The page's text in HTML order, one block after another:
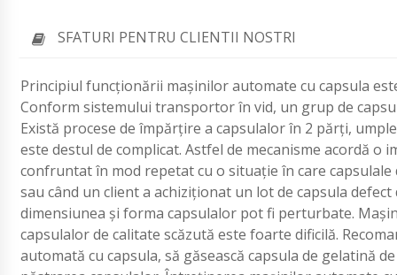
SFATURI PENTRU CLIENTII NOSTRI
Principiul funcționării mașinilor automate cu capsula
Conform sistemului transportor în vid, un grup de
Există procese de împărțire a capsulalor în 2 părți,
este destul de complicat. Astfel de mecanisme acordă
confruntat în mod repetat cu o situație în care
sau când un client a achiziționat un lot de capsula
dimensiunea și forma capsulalor pot fi perturbate.
capsulalor de calitate scăzută este foarte dificilă.
automată cu capsula, să găsească capsula de gelatină